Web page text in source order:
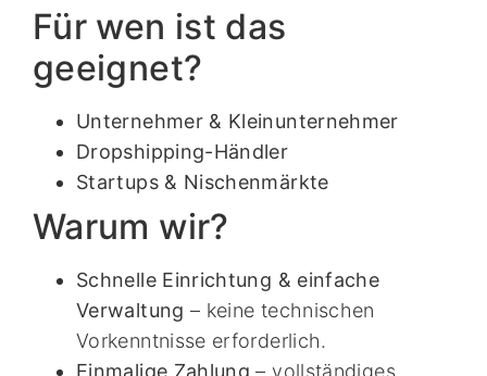
Für wen ist das
geeignet?
Unternehmer & Kleinunternehmer
Dropshipping-Händler
Startups & Nischenmärkte
Warum wir?
Schnelle Einrichtung & einfache
Verwaltung – keine technischen
Vorkenntnisse erforderlich.
Einmalige Zahlung – vollständiges